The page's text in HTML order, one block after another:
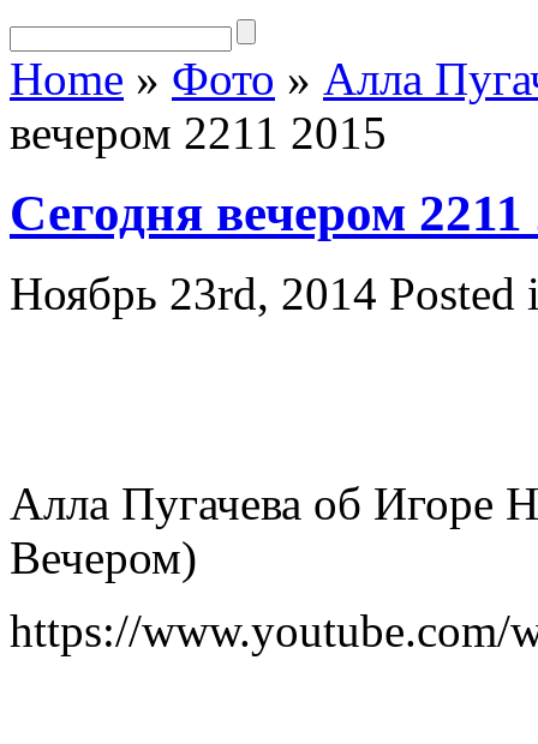
Home » Фото » Алла
вечером 2211 2015
Сегодня вечером 2211
Ноябрь 23rd, 2014
Алла Пугачева об Игоре
Вечером)
https://www.youtube.com/